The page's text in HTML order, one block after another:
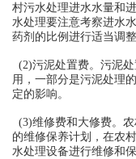
村污水处理进水水量和
水处理要注意考察进水
药剂的比例进行适当调
(2)污泥处置费。污泥
用，一部分是污泥处理
定的影响。
(3)维修费和大修费。
的维修保养计划，在农
水处理设备进行维修和